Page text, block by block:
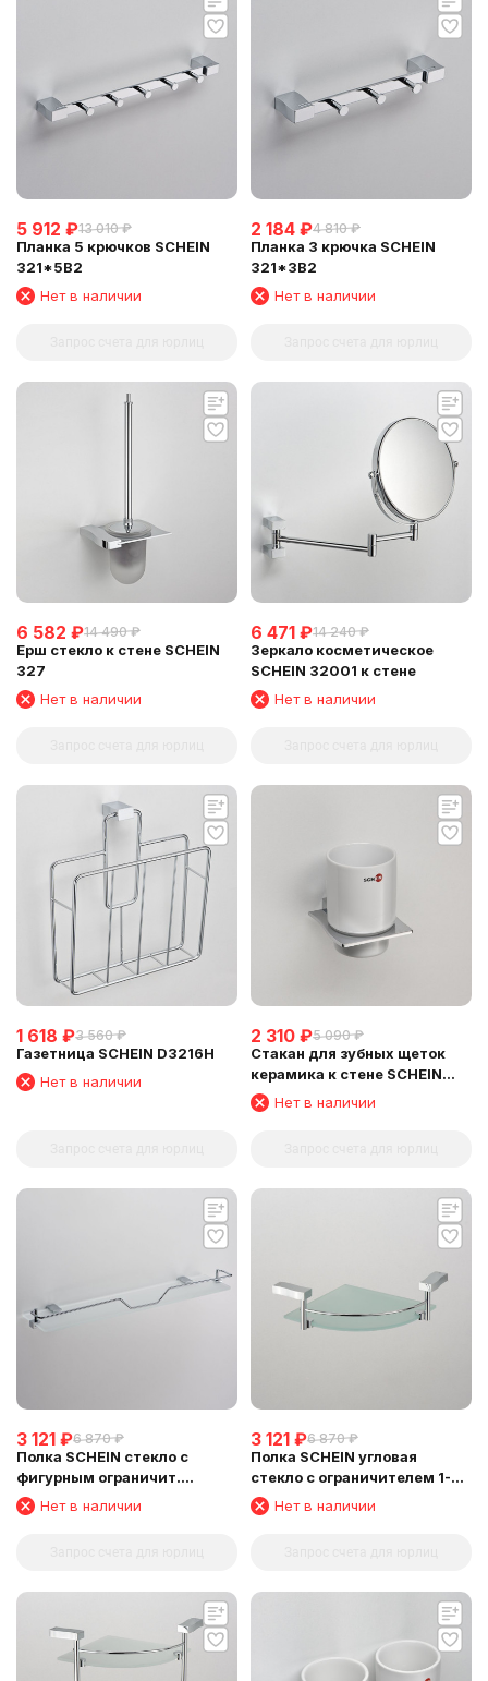
5 912 ₽13 010 ₽
Планка 5 крючков SCHEIN
321*5B2
Нет в наличии
2 184 ₽4 810 ₽
Планка 3 крючка SCHEIN
321*3B2
Нет в наличии
6 582 ₽14 490 ₽
Ерш стекло к стене SCHEIN
327
Нет в наличии
6 471 ₽14 240 ₽
Зеркало косметическое
SCHEIN 32001 к стене
Нет в наличии
1 618 ₽3 560 ₽
Газетница SCHEIN D3216H
Нет в наличии
2 310 ₽5 090 ₽
Стакан для зубных щеток
керамика к стене SCHEIN
(323C)Нет в наличии
3 121 ₽6 870 ₽
Полка SCHEIN стекло с
фигурным ограничит.
(NL329E-510)
Нет в наличии
3 121 ₽6 870 ₽
Полка SCHEIN угловая
стекло с ограничителем 1-
этажная (NL3212B1)
Нет в наличии